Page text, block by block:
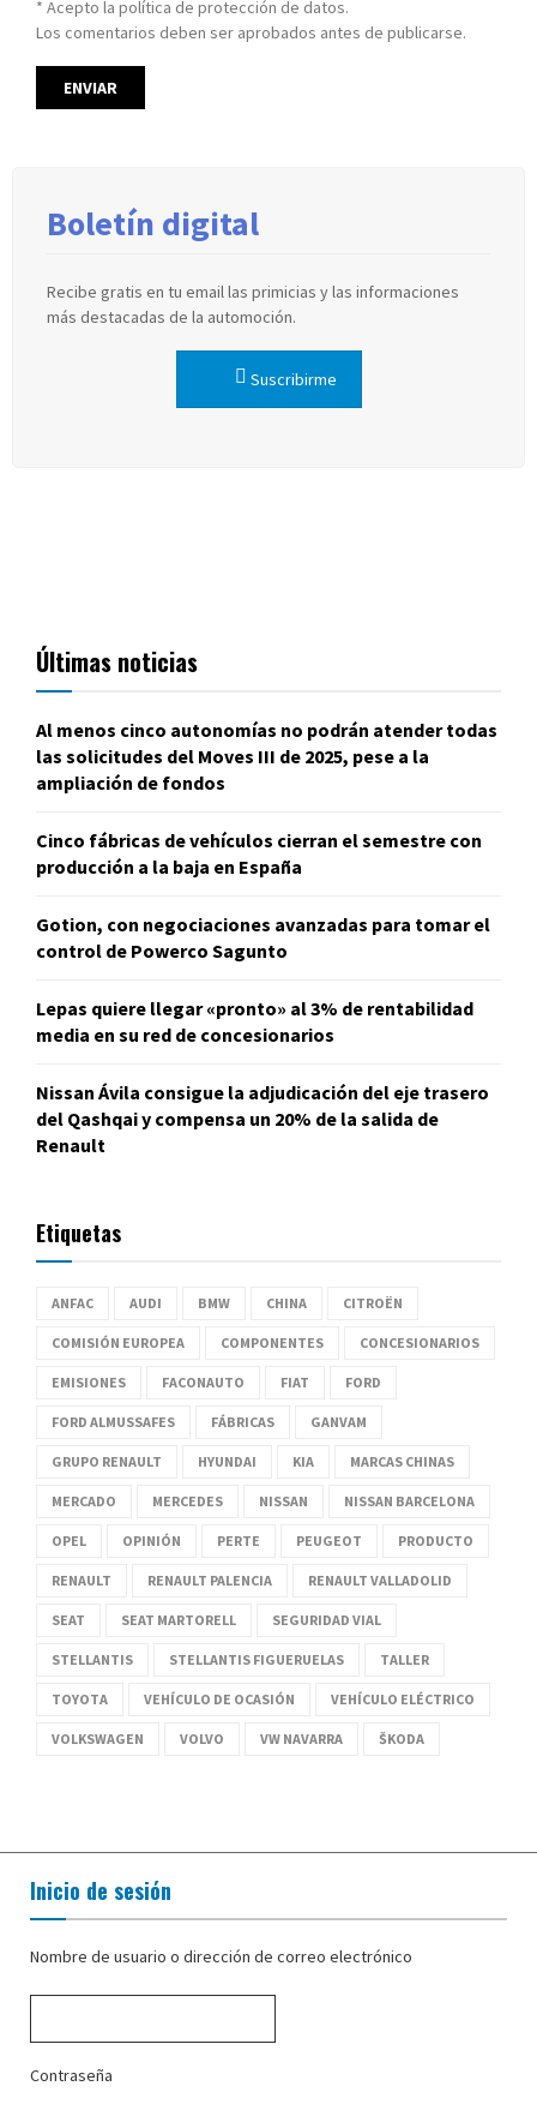
* Acepto la política de protección de datos.
Los comentarios deben ser aprobados antes de publicarse.
Boletín digital
Recibe gratis en tu email las primicias y las informaciones
más destacadas de la automoción.
Suscribirme
Últimas noticias
Al menos cinco autonomías no podrán atender todas
las solicitudes del Moves III de 2025, pese a la
ampliación de fondos
Cinco fábricas de vehículos cierran el semestre con
producción a la baja en España
Gotion, con negociaciones avanzadas para tomar el
control de Powerco Sagunto
Lepas quiere llegar «pronto» al 3% de rentabilidad
media en su red de concesionarios
Nissan Ávila consigue la adjudicación del eje trasero
del Qashqai y compensa un 20% de la salida de
Renault
Etiquetas
ANFAC AUDI BMW CHINA CITROËN
COMISIÓN EUROPEA COMPONENTES CONCESIONARIOS
EMISIONES FACONAUTO FIAT FORD
FORD ALMUSSAFES FÁBRICAS GANVAM
GRUPO RENAULT HYUNDAI KIA MARCAS CHINAS
MERCADO MERCEDES NISSAN NISSAN BARCELONA
OPEL OPINIÓN PERTE PEUGEOT PRODUCTO
RENAULT RENAULT PALENCIA RENAULT VALLADOLID
SEAT SEAT MARTORELL SEGURIDAD VIAL
STELLANTIS STELLANTIS FIGUERUELAS TALLER
TOYOTA VEHÍCULO DE OCASIÓN VEHÍCULO ELÉCTRICO
VOLKSWAGEN VOLVO VW NAVARRA ŠKODA
Inicio de sesión
Nombre de usuario o dirección de correo electrónico
Contraseña